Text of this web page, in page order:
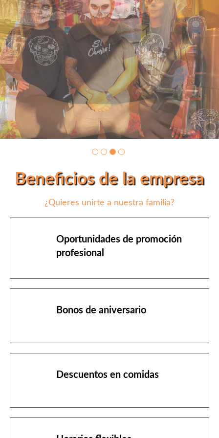
Beneficios de la empresa
¿Quieres unirte a nuestra familia?
Oportunidades de promoción
profesional
Bonos de aniversario
Descuentos en comidas